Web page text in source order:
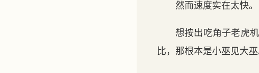
然而速度实在太快。
想按出吃角子老虎
比，那根本是小巫见大巫